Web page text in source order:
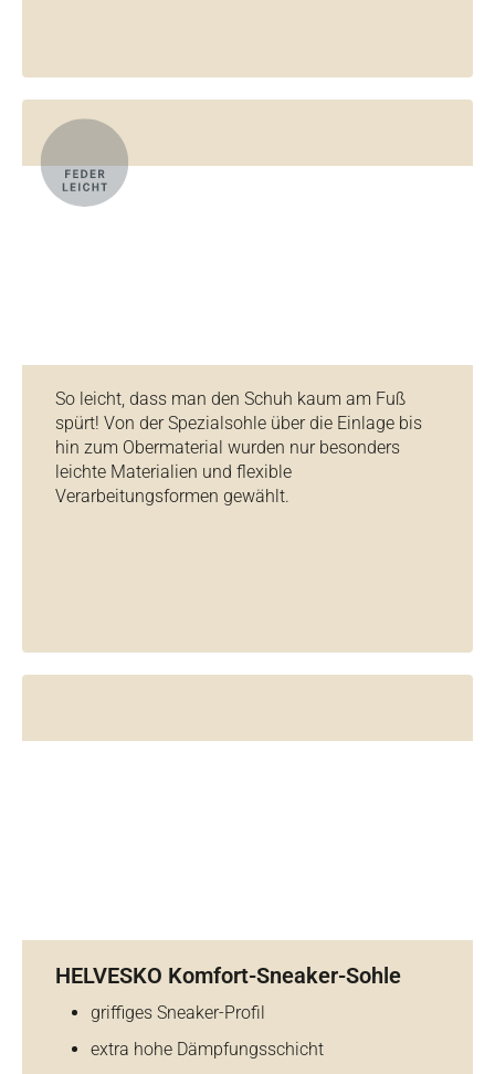
So leicht, dass man den Schuh kaum am Fuß
spürt! Von der Spezialsohle über die Einlage bis
hin zum Obermaterial wurden nur besonders
leichte Materialien und flexible
Verarbeitungsformen gewählt.
HELVESKO Komfort-Sneaker-Sohle
griffiges Sneaker-Profil
extra hohe Dämpfungsschicht